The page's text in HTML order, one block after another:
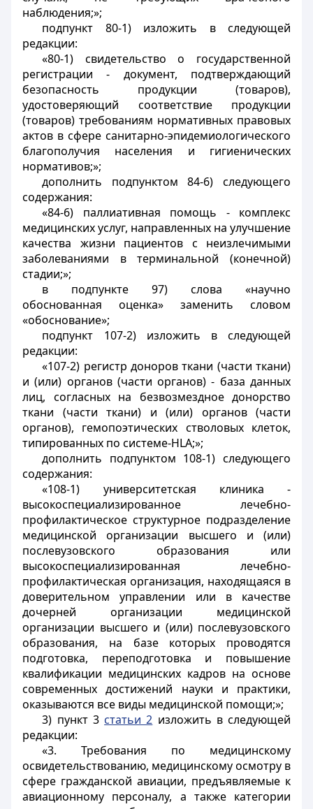
наблюдения;»;
подпункт 80-1) изложить в следующей
редакции:
«80-1) свидетельство о государственной
регистрации - документ, подтверждающий
безопасность продукции (товаров),
удостоверяющий соответствие продукции
(товаров) требованиям нормативных правовых
актов в сфере санитарно-эпидемиологического
благополучия населения и гигиенических
нормативов;»;
дополнить подпунктом 84-6) следующего
содержания:
«84-6) паллиативная помощь - комплекс
медицинских услуг, направленных на улучшение
качества жизни пациентов с неизлечимыми
заболеваниями в терминальной (конечной)
стадии;»;
в подпункте 97) слова «научно
обоснованная оценка» заменить словом
«обоснование»;
подпункт 107-2) изложить в следующей
редакции:
«107-2) регистр доноров ткани (части ткани)
и (или) органов (части органов) - база данных
лиц, согласных на безвозмездное донорство
ткани (части ткани) и (или) органов (части
органов), гемопоэтических стволовых клеток,
типированных по системе-HLA;»;
дополнить подпунктом 108-1) следующего
содержания:
«108-1) университетская клиника -
высокоспециализированное лечебно-
профилактическое структурное подразделение
медицинской организации высшего и (или)
послевузовского образования или
высокоспециализированная лечебно-
профилактическая организация, находящаяся в
доверительном управлении или в качестве
дочерней организации медицинской
организации высшего и (или) послевузовского
образования, на базе которых проводятся
подготовка, переподготовка и повышение
квалификации медицинских кадров на основе
современных достижений науки и практики,
оказываются все виды медицинской помощи;»;
3) пункт 3 статьи 2 изложить в следующей
редакции:
«3. Требования по медицинскому
освидетельствованию, медицинскому осмотру в
сфере гражданской авиации, предъявляемые к
авиационному персоналу, а также категории